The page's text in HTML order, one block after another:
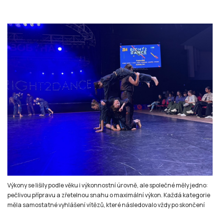
Výkony se lišily podle věku i výkonnostní úrovně, ale společné měly jedno:
pečlivou přípravu a zřetelnou snahu o maximální výkon. Každá kategorie
měla samostatné vyhlášení vítězů, které následovalo vždy po skončení